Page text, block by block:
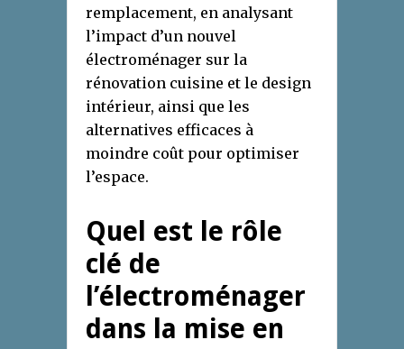
remplacement, en analysant
l’impact d’un nouvel
électroménager sur la
rénovation cuisine et le design
intérieur, ainsi que les
alternatives efficaces à
moindre coût pour optimiser
l’espace.
Quel est le rôle
clé de
l’électroménager
dans la mise en